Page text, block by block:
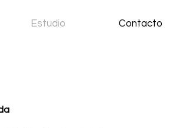
Estudio Contacto